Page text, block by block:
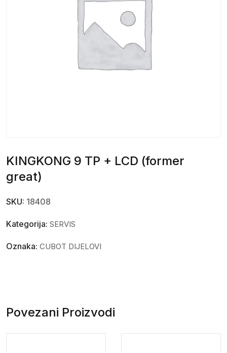
KINGKONG 9 TP + LCD (former
great)
SKU: 18408
Kategorija: SERVIS
Oznaka: CUBOT DIJELOVI
Povezani Proizvodi